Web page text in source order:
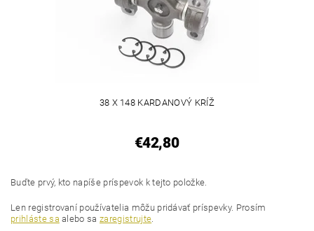
38 X 148 KARDANOVÝ KRÍŽ
€42,80
Buďte prvý, kto napíše príspevok k tejto položke.
Len registrovaní používatelia môžu pridávať príspevky. Prosím
prihláste sa alebo sazaregistrujte